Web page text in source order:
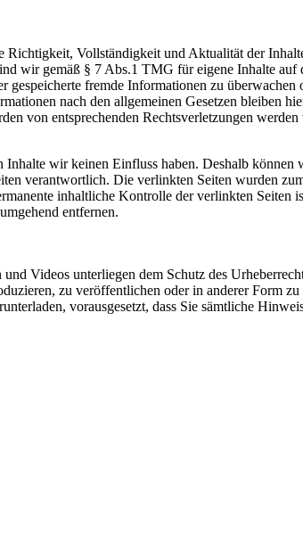
Richtigkeit, Vollständigkeit und Aktualität der
wir gemäß § 7 Abs.1 TMG für eigene Inhalte
fremde Informationen zu
nach den allgemeinen Gesetzen bleiben
von entsprechenden Rechtsverletzungen
wir keinen Einfluss haben. Deshalb
verantwortlich. Die verlinkten Seiten wurden
inhaltliche Kontrolle der verlinkten Seiten
entfernen.
Videos unterliegen dem Schutz des
zu veröffentlichen oder in anderer Form
vorausgesetzt, dass Sie sämtliche